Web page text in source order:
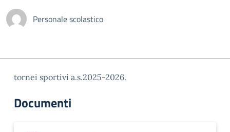
Personale scolastico
tornei sportivi a.s.2025-2026.
Documenti